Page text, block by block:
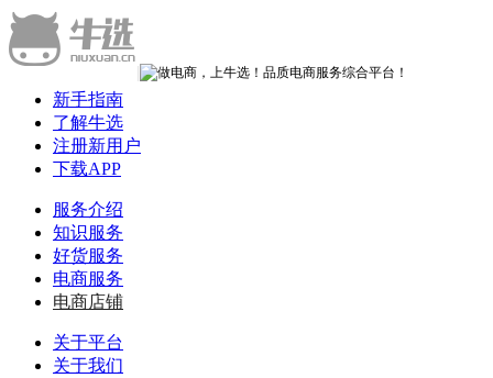
|
新手指南
了解牛选
注册新用户
下载APP
服务介绍
知识服务
好货服务
电商服务
电商店铺
关于平台
关于我们